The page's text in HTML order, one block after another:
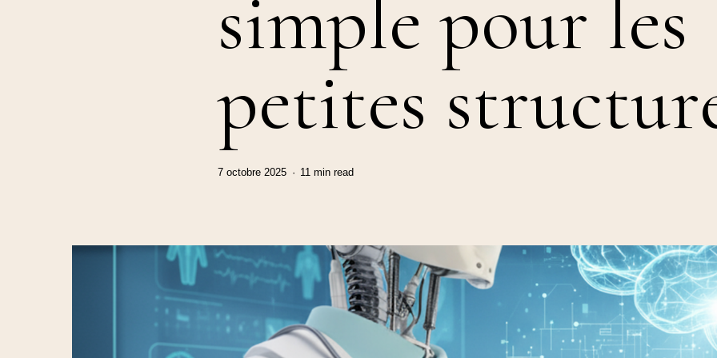
simple pour les
petites
7 octobre 2025 11 min read